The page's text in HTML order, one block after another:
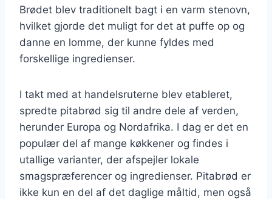
Brødet blev traditionelt bagt i en varm stenovn,
hvilket gjorde det muligt for det at puffe op og
danne en lomme, der kunne fyldes med
forskellige ingredienser.
I takt med at handelsruterne blev etableret,
spredte pitabrød sig til andre dele af verden,
herunder Europa og Nordafrika. I dag er det en
populær del af mange køkkener og findes i
utallige varianter, der afspejler lokale
smagspræferencer og ingredienser. Pitabrød er
ikke kun en del af det daglige måltid, men også